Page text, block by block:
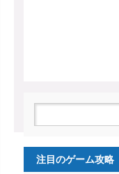
注目のゲーム攻略